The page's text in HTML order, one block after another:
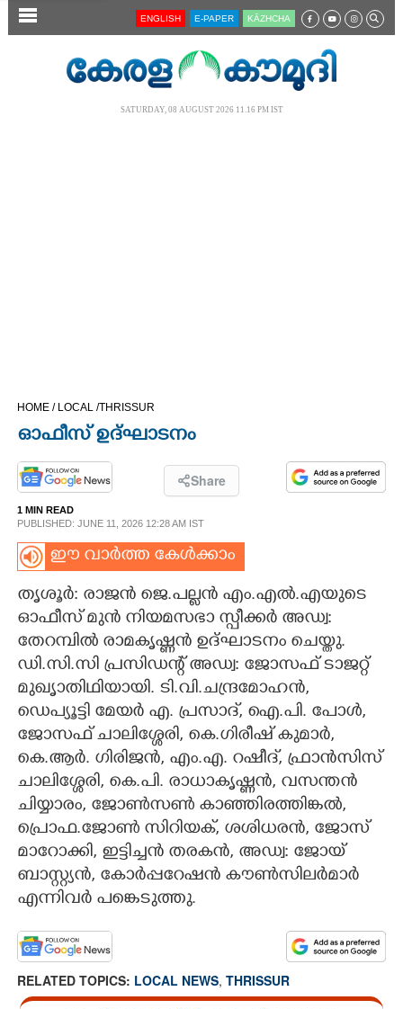
SECTIONS
OPINION
PHOTOS
LIFESTYLE
ART
ASTRO
CARTOONS
LITERATURE
ZOOM
ENGLISH E-PAPER KĀZHCHA
SATURDAY, 08 AUGUST 2026 11.16 PM IST
HOME / LOCAL /THRISSUR
ഓഫീസ് ഉദ്ഘാടനം
Share
1 MIN READ
PUBLISHED: JUNE 11, 2026 12:28 AM IST
ഈ വാർത്ത കേൾക്കാം
തൃശൂർ: രാജൻ ജെ.പല്ലൻ എം.എൽ.എയുടെ
ഓഫീസ് മുൻ നിയമസഭാ സ്പീക്കർ അഡ്വ:
തേറമ്പിൽ രാമകൃഷ്ണൻ ഉദ്ഘാടനം ചെയ്തു.
ഡി.സി.സി പ്രസിഡന്റ് അഡ്വ: ജോസഫ് ടാജറ്റ്
മുഖൃാതിഥിയായി. ടി.വി.ചന്ദ്രമോഹൻ,
ഡെപ്യൂട്ടി മേയർ എ. പ്രസാദ്, ഐ.പി. പോൾ,
ജോസഫ് ചാലിശ്ശേരി, കെ.ഗിരീഷ് കുമാർ,
കെ.ആർ. ഗിരിജൻ, എം.എ. റഷീദ്, ഫ്രാൻസിസ്
ചാലിശ്ശേരി, കെ.പി. രാധാകൃഷ്ണൻ, വസന്തൻ
ചിയ്യാരം, ജോൺസൺ കാഞ്ഞിരത്തിങ്കൽ,
പ്രൊഫ.ജോൺ സിറിയക്, ശശിധരൻ, ജോസ്
മാറോക്കി, ഇട്ടിച്ചൻ തരകൻ, അഡ്വ: ജോയ്
ബാസ്റ്റ്യൻ, കോർപ്പറേഷൻ കൗൺസിലർമാർ
എന്നിവർ പങ്കെടുത്തു.
RELATED TOPICS: LOCAL NEWS, THRISSUR